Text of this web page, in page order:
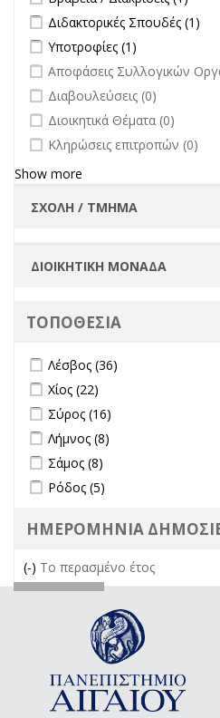
Apply Διδακτορικές Σπουδές
Διδακτορικές Σπουδές (1)
Apply Υποτροφίες filter
Υποτροφίες (1)
undefined
Αποφάσεις Συλλογικών
undefined
Διαβουλεύσεις (0)
undefined
Διοικητικά Θέματα (0)
undefined
Κληρώσεις επιτροπών (0)
Show more
ΤΟΠΟΘΕΣΙΑ
Apply Λέσβος filter
Λέσβος (36)
Apply Χίος filter
Χίος (22)
Apply Σύρος filter
Σύρος (16)
Apply Λήμνος filter
Λήμνος (8)
Apply Σάμος filter
Σάμος (8)
Apply Ρόδος filter
Ρόδος (5)
ΗΜΕΡΟΜΗΝΙΑ
(-) Remove Το περασμένο έτος
Το περασμένο έτος